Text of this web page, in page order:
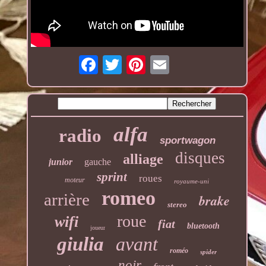
radio alfa sportwagon
junior gauche alliage disques
moteur sprint roues royaume-uni
arrière romeo stereo brake
wifi joueur roue fiat bluetooth
giulia avant roméo spider